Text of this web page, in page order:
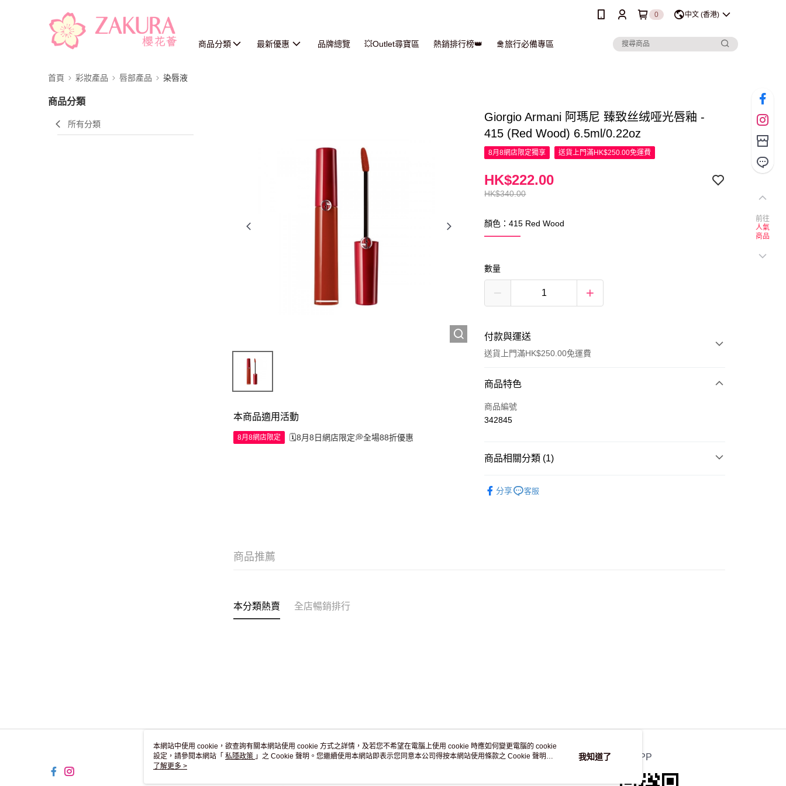
0 中文 (香港)
商品分類 最新優惠 品牌總覽 💥Outlet尋寶區 熱銷排行榜👑 🛅旅行必備專區
首頁 彩妝產品 唇部產品 染唇液
商品分類
所有分類
本商品適用活動
8月8網店限定 🗓️8月8日網店限定💭全場88折優惠
Giorgio Armani 阿瑪尼 臻致丝绒哑光唇釉 -
415 (Red Wood) 6.5ml/0.22oz
8月8網店限定獨享 送貨上門滿HK$250.00免運費
HK$340.00
HK$222.00
顏色：415 Red Wood
數量
付款與運送
送貨上門滿HK$250.00免運費
付款方式
信用卡
商品特色
商品編號
342845
商品相關分類 (1)
分享
客服
商品推薦
本分類熱賣 全店暢銷排行
關於我們 客戶服務 官方APP
前往
人氣
商品
本網站中使用 cookie，欲查詢有關本網站使用 cookie 方式之詳情，及若您不希望在電腦上使用 cookie 時應如何變更電腦的 cookie
設定，請參閱本網站「 私隱政策 」之 Cookie 聲明。您繼續使用本網站即表示您同意本公司得按本網站使用條款之 Cookie 聲明使
用 cookie。
了解更多 >
我知道了